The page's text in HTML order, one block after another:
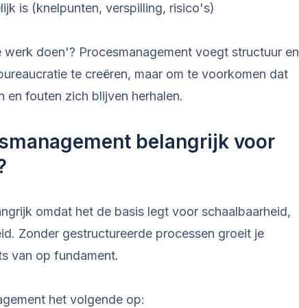
is (knelpunten, verspilling, risico's)
doen'? Procesmanagement voegt structuur en
te creëren, maar om te voorkomen dat
en fouten zich blijven herhalen.
belangrijk voor
omdat het de basis legt voor schaalbaarheid,
Zonder gestructureerde processen groeit je
van op fundament.
het volgende op: